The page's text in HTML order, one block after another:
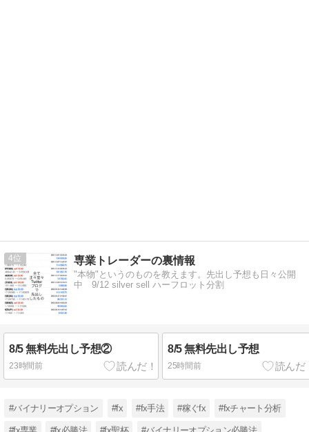
4 専業トレーダーの裏情報
"本物"というのものを教えます。先出し予想も日々公開
中 9/12 silver sell ハーフロット分割
8/5 無料先出し予想②
23時間前
8/5 無料先出し予想
25時間前
#バイナリーオプション #fx #fx手法 #稼ぐfx #fxチャート分析